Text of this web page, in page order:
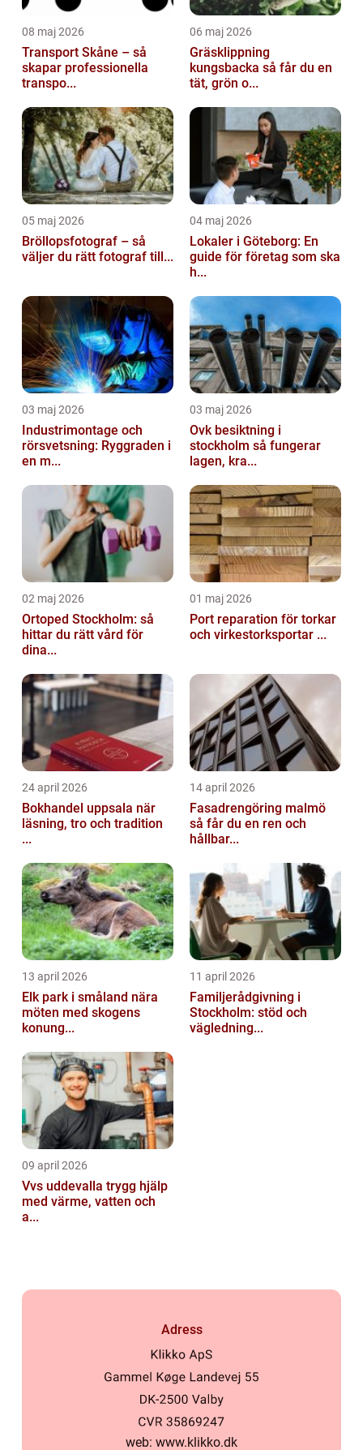
08 maj 2026
Transport Skåne – så
skapar professionella
transpo...
06 maj 2026
Gräsklippning
kungsbacka så får du en
tät, grön o...
05 maj 2026
Bröllopsfotograf – så
väljer du rätt fotograf till...
04 maj 2026
Lokaler i Göteborg: En
guide för företag som ska
h...
03 maj 2026
Industrimontage och
rörsvetsning: Ryggraden i
en m...
03 maj 2026
Ovk besiktning i
stockholm så fungerar
lagen, kra...
02 maj 2026
Ortoped Stockholm: så
hittar du rätt vård för
dina...
01 maj 2026
Port reparation för torkar
och virkestorksportar ...
24 april 2026
Bokhandel uppsala när
läsning, tro och tradition
...
14 april 2026
Fasadrengöring malmö
så får du en ren och
hållbar...
13 april 2026
Elk park i småland nära
möten med skogens
konung...
11 april 2026
Familjerådgivning i
Stockholm: stöd och
vägledning...
09 april 2026
Vvs uddevalla trygg hjälp
med värme, vatten och
a...
Adress
web: www.klikko.dk